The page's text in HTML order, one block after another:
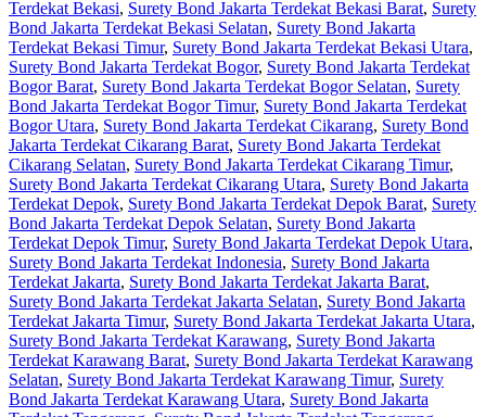
Terdekat Bekasi, Surety Bond Jakarta Terdekat Bekasi Barat, Surety
Bond Jakarta Terdekat Bekasi Selatan, Surety Bond Jakarta
Terdekat Bekasi Timur, Surety Bond Jakarta Terdekat Bekasi Utara,
Surety Bond Jakarta Terdekat Bogor, Surety Bond Jakarta Terdekat
Bogor Barat, Surety Bond Jakarta Terdekat Bogor Selatan, Surety
Bond Jakarta Terdekat Bogor Timur, Surety Bond Jakarta Terdekat
Bogor Utara, Surety Bond Jakarta Terdekat Cikarang, Surety Bond
Jakarta Terdekat Cikarang Barat, Surety Bond Jakarta Terdekat
Cikarang Selatan, Surety Bond Jakarta Terdekat Cikarang Timur,
Surety Bond Jakarta Terdekat Cikarang Utara, Surety Bond Jakarta
Terdekat Depok, Surety Bond Jakarta Terdekat Depok Barat, Surety
Bond Jakarta Terdekat Depok Selatan, Surety Bond Jakarta
Terdekat Depok Timur, Surety Bond Jakarta Terdekat Depok Utara,
Surety Bond Jakarta Terdekat Indonesia, Surety Bond Jakarta
Terdekat Jakarta, Surety Bond Jakarta Terdekat Jakarta Barat,
Surety Bond Jakarta Terdekat Jakarta Selatan, Surety Bond Jakarta
Terdekat Jakarta Timur, Surety Bond Jakarta Terdekat Jakarta Utara,
Surety Bond Jakarta Terdekat Karawang, Surety Bond Jakarta
Terdekat Karawang Barat, Surety Bond Jakarta Terdekat Karawang
Selatan, Surety Bond Jakarta Terdekat Karawang Timur, Surety
Bond Jakarta Terdekat Karawang Utara, Surety Bond Jakarta